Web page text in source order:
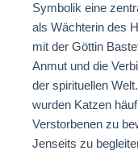
Symbolik eine
als Wächterin des
mit der Göttin
Anmut und die
der spirituellen
wurden Katzen
Verstorbenen zu
Jenseits zu